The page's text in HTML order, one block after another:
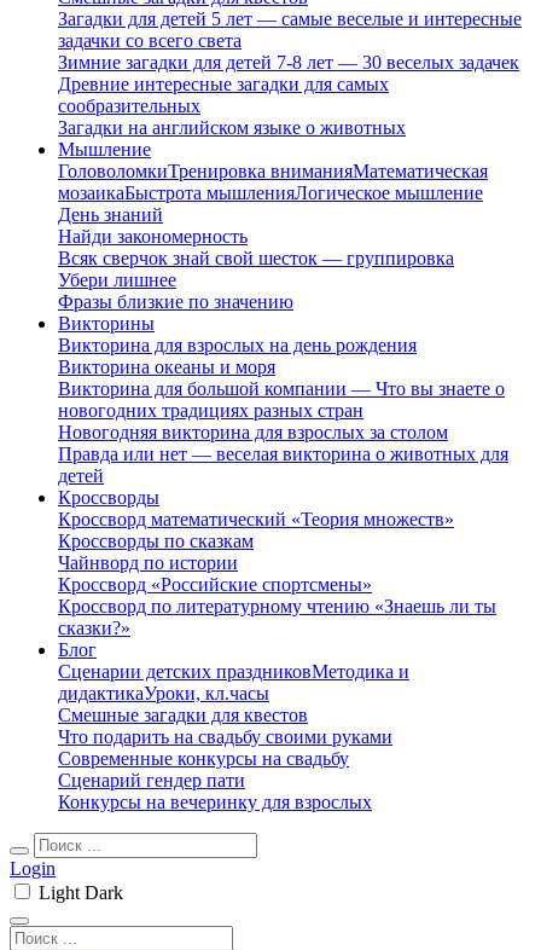
Загадки для детей 5 лет — самые веселые и интересные
задачки со всего света
Зимние загадки для детей 7-8 лет — 30 веселых задачек
Древние интересные загадки для самых
сообразительных
Загадки на английском языке о животных
Мышление
ГоловоломкиТренировка вниманияМатематическая
мозаикаБыстрота мышленияЛогическое мышление
День знаний
Найди закономерность
Всяк сверчок знай свой шесток — группировка
Убери лишнее
Фразы близкие по значению
Викторины
Викторина для взрослых на день рождения
Викторина океаны и моря
Викторина для большой компании — Что вы знаете о
новогодних традициях разных стран
Новогодняя викторина для взрослых за столом
Правда или нет — веселая викторина о животных для
детей
Кроссворды
Кроссворд математический «Теория множеств»
Кроссворды по сказкам
Чайнворд по истории
Кроссворд «Российские спортсмены»
Кроссворд по литературному чтению «Знаешь ли ты
сказки?»
Блог
Сценарии детских праздниковМетодика и
дидактикаУроки, кл.часы
Смешные загадки для квестов
Что подарить на свадьбу своими руками
Современные конкурсы на свадьбу
Сценарий гендер пати
Конкурсы на вечеринку для взрослых
Login
Light Dark